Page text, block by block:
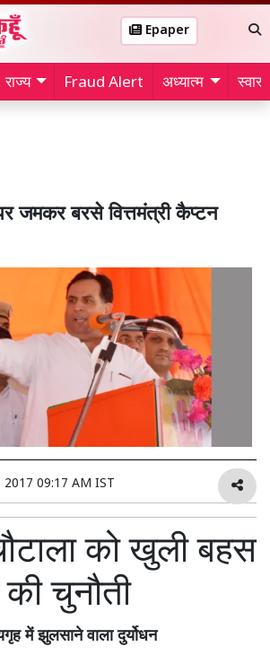
Epaper
राज्य Fraud Alert अध्यात्म
जमकर बरसे वित्तमंत्री कैप्टन
2017 09:17 AM IST
को खुली बहस
की चुनौती
में झुलसाने वाला दुर्योधन